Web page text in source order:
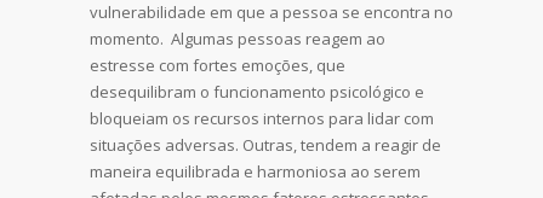
vulnerabilidade em que a pessoa se encontra no
momento. Algumas pessoas reagem ao
estresse com fortes emoções, que
desequilibram o funcionamento psicológico e
bloqueiam os recursos internos para lidar com
situações adversas. Outras, tendem a reagir de
maneira equilibrada e harmoniosa ao serem